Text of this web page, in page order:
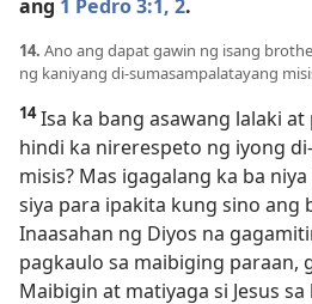
ang 1 Pedro 3:1, 2.
14. Ano ang dapat gawin ng isang
ng kaniyang di-sumasampalatayang
14Isa ka bang asawang lalaki
hindi ka nirerespeto ng iyong
misis? Mas igagalang ka ba
siya para ipakita kung sino ang
Inaasahan ng Diyos na
pagkaulo sa maibiging paraan,
Maibigin at matiyaga si Jesus